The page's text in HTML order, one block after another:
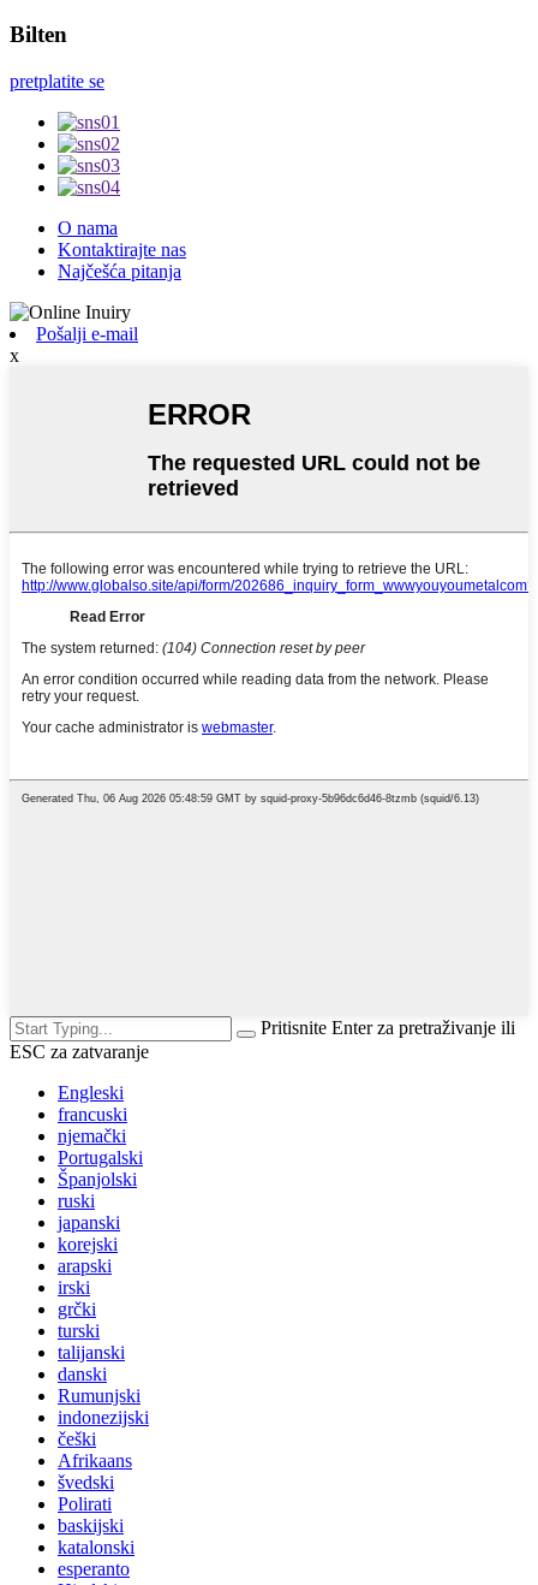
Bilten
pretplatite se
O nama
Kontaktirajte nas
Najčešća pitanja
Pošalji e-mail
x
Pritisnite Enter za pretraživanje ili
ESC za zatvaranje
Engleski
francuski
njemački
Portugalski
Španjolski
ruski
japanski
korejski
arapski
irski
grčki
turski
talijanski
danski
Rumunjski
indonezijski
češki
Afrikaans
švedski
Polirati
baskijski
katalonski
esperanto